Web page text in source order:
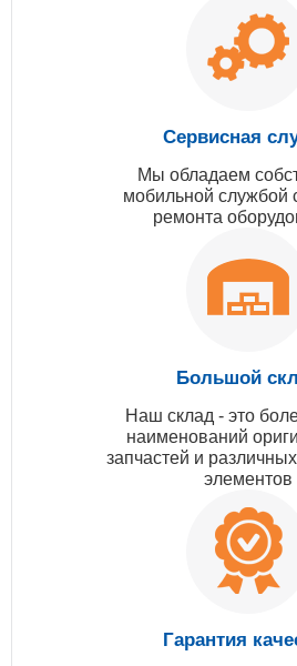
Сервисная
Мы обладаем
мобильной службой
ремонта
Большой
Наш склад - это
наименований
запчастей и
элементов
Гарантия